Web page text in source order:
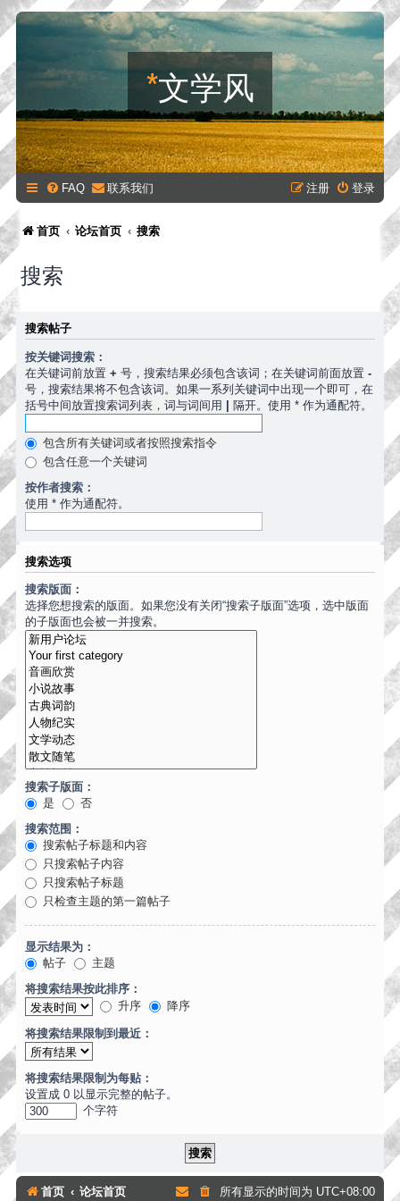
*文学风
FAQ 联系我们 登录
注册
首页 论坛首页 搜索
搜索
搜索帖子
按关键词搜索：
在关键词前放置 + 号，搜索结果必须包含该词；在关键词前面放置 -
号，搜索结果将不包含该词。如果一系列关键词中出现一个即可，在
括号中间放置搜索词列表，词与词间用 | 隔开。使用 * 作为通配符。
包含所有关键词或者按照搜索指令
包含任意一个关键词
按作者搜索：
使用 * 作为通配符。
搜索选项
搜索版面：
选择您想搜索的版面。如果您没有关闭“搜索子版面”选项，选中版面
的子版面也会被一并搜索。
搜索子版面：
是
否
搜索范围：
搜索帖子标题和内容
只搜索帖子内容
只搜索帖子标题
只检查主题的第一篇帖子
显示结果为：
帖子
主题
将搜索结果按此排序：
升序
降序
将搜索结果限制到最近：
将搜索结果限制为每贴：
设置成 0 以显示完整的帖子。
个字符
首页 论坛首页 所有显示的时间为 UTC+08:00